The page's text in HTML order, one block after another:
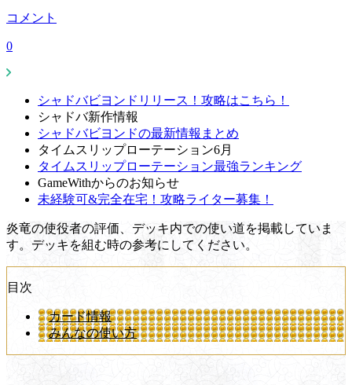
コメント
0
シャドバビヨンドリリース！攻略はこちら！
シャドバ新作情報
シャドバビヨンドの最新情報まとめ
タイムスリップローテーション6月
タイムスリップローテーション最強ランキング
GameWithからのお知らせ
未経験可&完全在宅！攻略ライター募集！
炎竜の使役者の評価、デッキ内での使い道を掲載していま
す。デッキを組む時の参考にしてください。
目次
カード情報
みんなの使い方